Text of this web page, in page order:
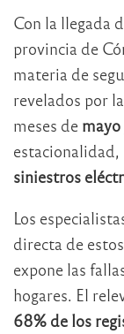
Con la llegada
provincia de
materia de
revelados por la
meses de
siniestros
Los
directa de
expone las
hogares. El
68% de los